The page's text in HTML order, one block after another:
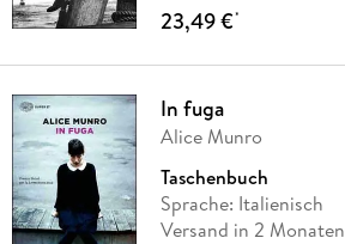
23,49 €*
In fuga
Alice Munro
Taschenbuch
Sprache: Italienisch
Versand in 2 Monaten